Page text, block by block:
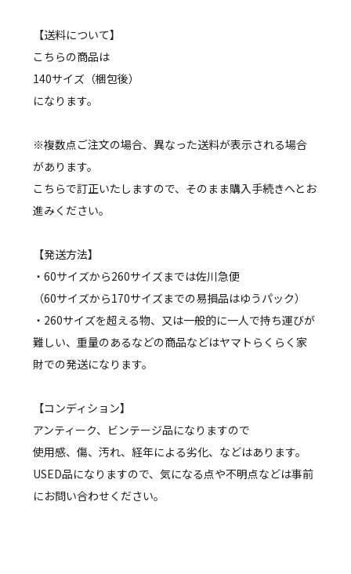
【送料について】
こちらの商品は
140サイズ（梱包後）
になります。
※複数点ご注文の場合、異なった送料が表示される場合
があります。
こちらで訂正いたしますので、そのまま購入手続きへとお
進みください。
【発送方法】
・60サイズから260サイズまでは佐川急便
（60サイズから170サイズまでの易損品はゆうパック）
・260サイズを超える物、又は一般的に一人で持ち運びが
難しい、重量のあるなどの商品などはヤマトらくらく家
財での発送になります。
【コンディション】
アンティーク、ビンテージ品になりますので
使用感、傷、汚れ、経年による劣化、などはあります。
USED品になりますので、気になる点や不明点などは事前
にお問い合わせください。